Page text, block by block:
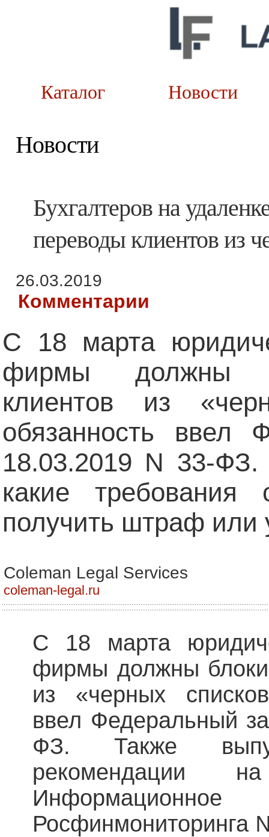
Каталог
Новости
Бухгалтеров на
переводы клиентов из
26.03.2019
Комментарии
С 18 марта
фирмы должны
клиентов из
обязанность ввел
18.03.2019 N 33-ФЗ.
какие
получить штраф или
Coleman Legal Services
coleman-legal.ru
С 18 марта
фирмы должны
из «черных
ввел Федеральный
ФЗ. Также
Росфинмониторинга